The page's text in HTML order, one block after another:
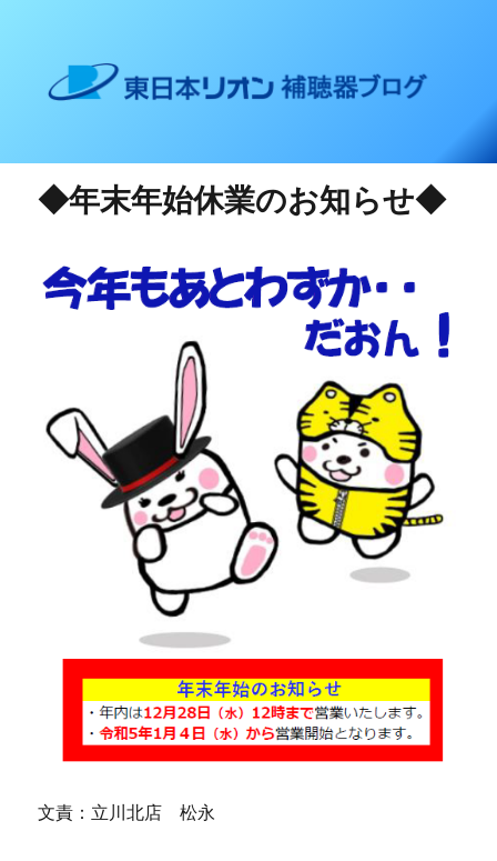
東日本リオン 補聴器ブログ
◆年末年始休業のお知らせ◆
文責：立川北店 松永